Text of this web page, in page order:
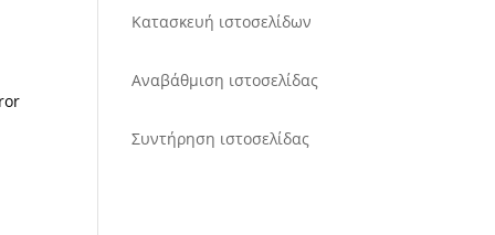
Κατασκευή ιστοσελίδων
Αναβάθμιση ιστοσελίδας
Συντήρηση ιστοσελίδας